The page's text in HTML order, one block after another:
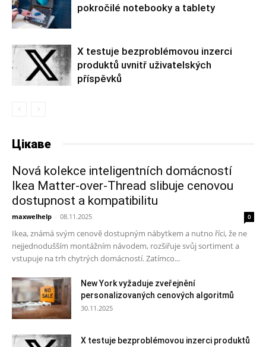
pokročilé notebooky a tablety
X testuje bezproblémovou inzerci
produktů uvnitř uživatelských
příspěvků
Цікаве
Nová kolekce inteligentních domácností
Ikea Matter-over-Thread slibuje cenovou
dostupnost a kompatibilitu
maxwelhelp - 08.11.2025 0
Ikea, známá svým cenově dostupným nábytkem a nutno říci, že ne
nejjednodušším montážním návodem, rozšiřuje svůj sortiment a
vstupuje na trh chytrých domácností. Zatímco...
New York vyžaduje zveřejnění
personalizovaných cenových algoritmů
30.11.2025
X testuje bezproblémovou inzerci produktů